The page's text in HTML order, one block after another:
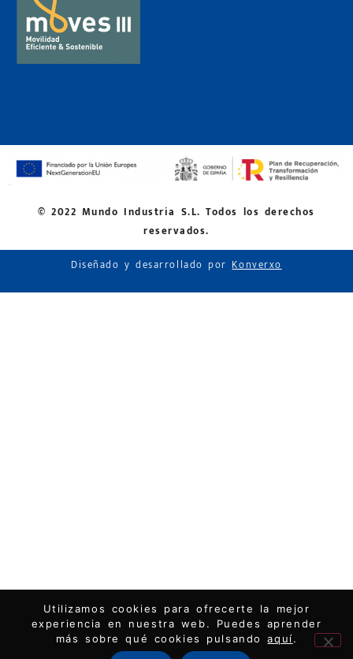
© 2022 Mundo Industria S.L. Todos los derechos
reservados.
Diseñado y desarrollado porKonverxo
Utilizamos cookies para ofrecerte la mejor
experiencia en nuestra web. Puedes aprender
más sobre qué cookies pulsandoaquí.